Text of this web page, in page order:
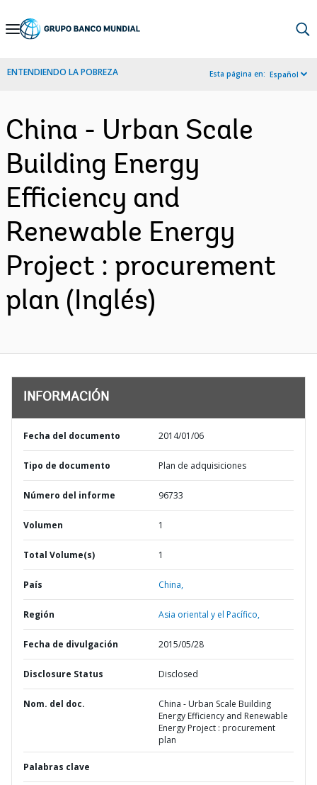
Skip
Navigation
ENTENDIENDO LA POBREZA Esta página en: Español
China - Urban Scale
Building Energy
Efficiency and
Renewable Energy
Project : procurement
plan (Inglés)
INFORMACIÓN
Fecha del documento 2014/01/06
Tipo de documento Plan de adquisiciones
Número del informe 96733
Volumen 1
Total Volume(s) 1
País China,
Región Asia oriental y el Pacífico,
Fecha de divulgación 2015/05/28
Disclosure Status Disclosed
Nom. del doc.
China - Urban Scale Building
Energy Efficiency and Renewable
Energy Project : procurement
plan
Palabras clave